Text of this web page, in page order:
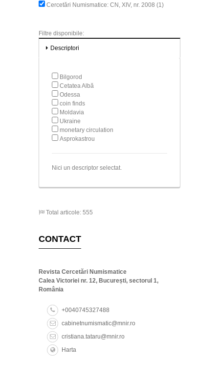
Cercetări Numismatice: CN, XIV, nr. 2008 (1)
Filtre disponibile:
Descriptori
Bilgorod
Cetatea Albă
Odessa
coin finds
Moldavia
Ukraine
monetary circulation
Asprokastrou
Nici un descriptor selectat.
Total articole: 555
CONTACT
Revista Cercetări Numismatice
Calea Victoriei nr. 12, București, sectorul 1,
România
+0040745327488
cabinetnumismatic@mnir.ro
cristiana.tataru@mnir.ro
Harta